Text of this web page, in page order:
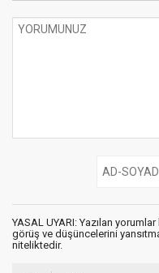
YASAL UYARI: Yazılan
görüş ve düşüncelerini
niteliktedir.